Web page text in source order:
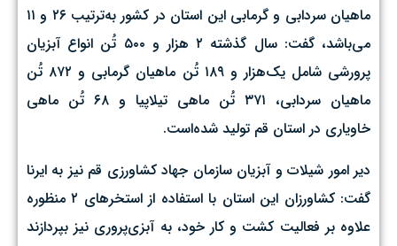
ماهیان سردابی و گرمابی این استان در کشور به‌ترتیب ۲۶ و ۱۱
می‌باشد، گفت: سال گذشته ۲ هزار و ۵۰۰ تُن انواع آبزیان
پرورشی شامل یک‌هزار و ۱۸۹ تُن ماهیان گرمابی و ۸۷۲ تُن
ماهیان سردابی، ۳۷۱ تُن ماهی تیلاپیا و ۶۸ تُن ماهی
خاویاری در استان قم تولید شده‌است.
دیر امور شیلات و آبزیان سازمان جهاد کشاورزی قم نیز به ایرنا
گفت: کشاورزان این استان با استفاده از استخرهای ۲ منظوره
علاوه بر فعالیت کشت‌ و کار خود، به آبزی‌پروری نیز بپردازند